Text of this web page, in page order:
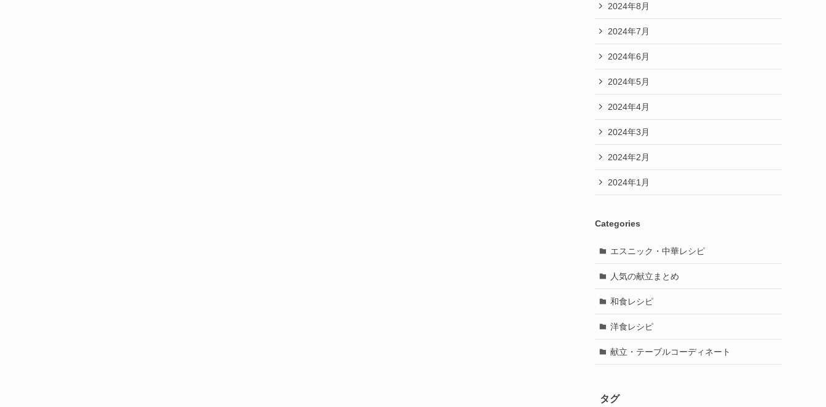
2024年8月
2024年7月
2024年6月
2024年5月
2024年4月
2024年3月
2024年2月
2024年1月
Categories
エスニック・中華レシピ
人気の献立まとめ
和食レシピ
洋食レシピ
献立・テーブルコーディネート
タグ